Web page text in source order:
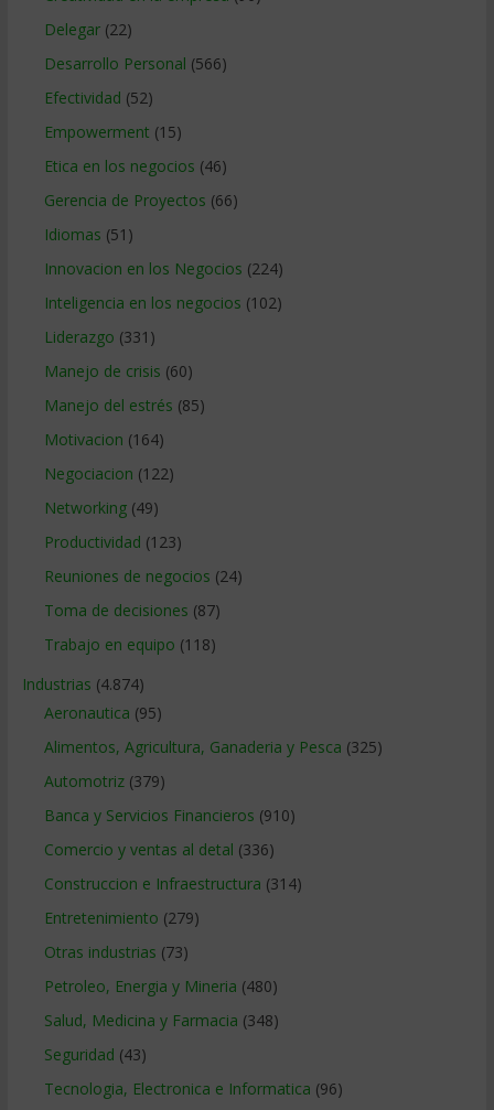
Delegar(22)
Desarrollo Personal (566)
Efectividad (52)
Empowerment (15)
Etica en los negocios (46)
Gerencia de Proyectos (66)
Idiomas (51)
Innovacion en los Negocios (224)
Inteligencia en los negocios (102)
Liderazgo (331)
Manejo de crisis (60)
Manejo del estrés (85)
Motivacion (164)
Negociacion (122)
Networking(49)
Productividad (123)
Reuniones de negocios (24)
Toma de decisiones (87)
Trabajo en equipo (118)
Industrias (4.874)
Aeronautica (95)
Alimentos, Agricultura, Ganaderia y Pesca (325)
Automotriz(379)
Banca y Servicios Financieros (910)
Comercio y ventas al detal (336)
Construccion e Infraestructura (314)
Entretenimiento (279)
Otras industrias (73)
Petroleo, Energia y Mineria (480)
Salud, Medicina y Farmacia (348)
Seguridad (43)
Tecnologia, Electronica e Informatica (96)